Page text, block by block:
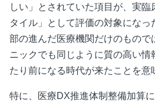
しい」とされていた項目が、実臨
タイル」として評価の対象にな
部の進んだ医療機関だけのもので
ニックでも同じように質の高い情
たり前になる時代が来たことを意
特に、医療DX推進体制整備加算